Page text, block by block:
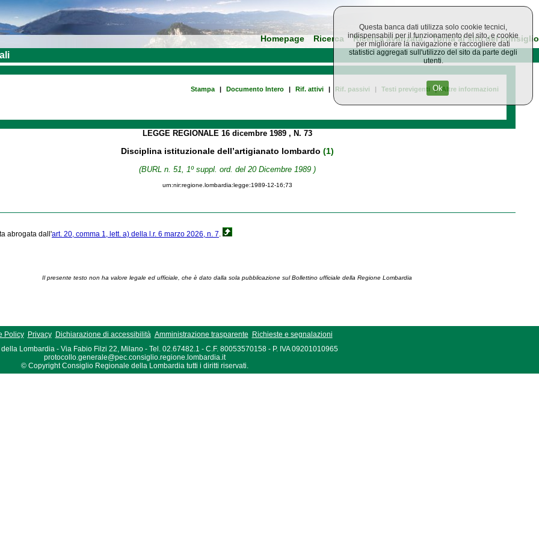
Homepage Ricerca Ricerca avanzata Torna al sito del consiglio
Stampa | Documento Intero | Rif. attivi | Rif. passivi | Testi previgenti | Altre informazioni
LEGGE REGIONALE 16 dicembre 1989 , N. 73
Disciplina istituzionale dell’artigianato lombardo (1)
(BURL n. 51, 1º suppl. ord. del 20 Dicembre 1989 )
urn:nir:regione.lombardia:legge:1989-12-16;73
abrogata dall'art. 20, comma 1, lett. a) della l.r. 6 marzo 2026, n. 7
Il presente testo non ha valore legale ed ufficiale, che è dato dalla sola pubblicazione sul Bollettino ufficiale della Regione Lombardia
Policy Privacy Dichiarazione di accessibilità Amministrazione trasparente
Richieste e segnalazioni
Lombardia - Via Fabio Filzi 22, Milano - Tel. 02.67482.1 - C.F. 80053570158 - P. IVA 09201010965
protocollo.generale@pec.consiglio.regione.lombardia.it
© Copyright Consiglio Regionale della Lombardia tutti i diritti riservati.
Questa banca dati utilizza solo cookie tecnici,
indispensabili per il funzionamento del sito, e cookie
per migliorare la navigazione e raccogliere dati
statistici aggregati sull'utilizzo del sito da parte degli
utenti.
Ok